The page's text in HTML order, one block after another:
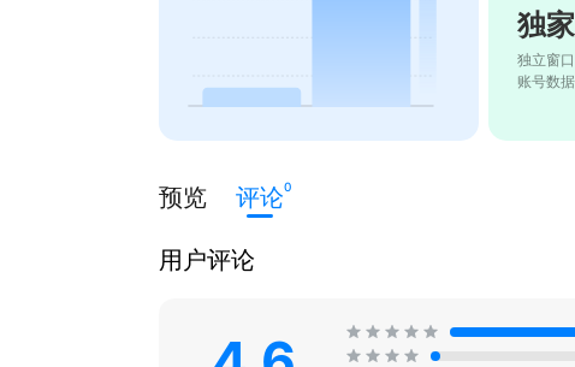
独
独立窗
账号数
预览 评论0
用户评论